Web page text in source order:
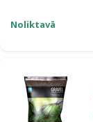
Noliktavā